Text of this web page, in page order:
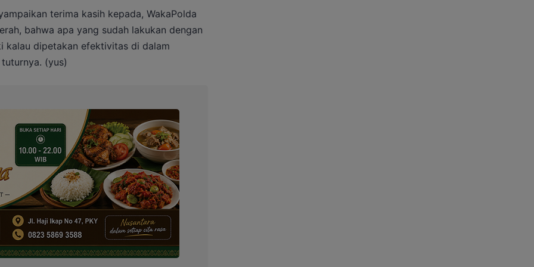
terima kasih kepada, WakaPolda
bahwa apa yang sudah lakukan dengan
kalau dipetakan efektivitas di dalam
(yus)